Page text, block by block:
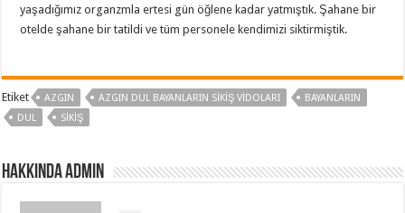
yaşadığımız organzmla ertesi gün öğlene kadar yatmıştık. Şahane bir
otelde şahane bir tatildi ve tüm personele kendimizi siktirmiştik.
Etiket AZGIN AZGIN DUL BAYANLARIN SIKIŞ VIDOLARI
BAYANLARIN
DUL
SIKIŞ
Hakkında admin